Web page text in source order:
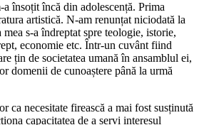
însoțit încă din adolescență. Prima
artistică. N-am renunțat niciodată la
s-a îndreptat spre teologie, istorie,
economie etc. Într-un cuvânt fiind
țin de societatea umană în ansamblul ei,
domenii de cunoaștere până la urmă
ca necesitate firească a mai fost susținută
capacitatea de a servi interesul